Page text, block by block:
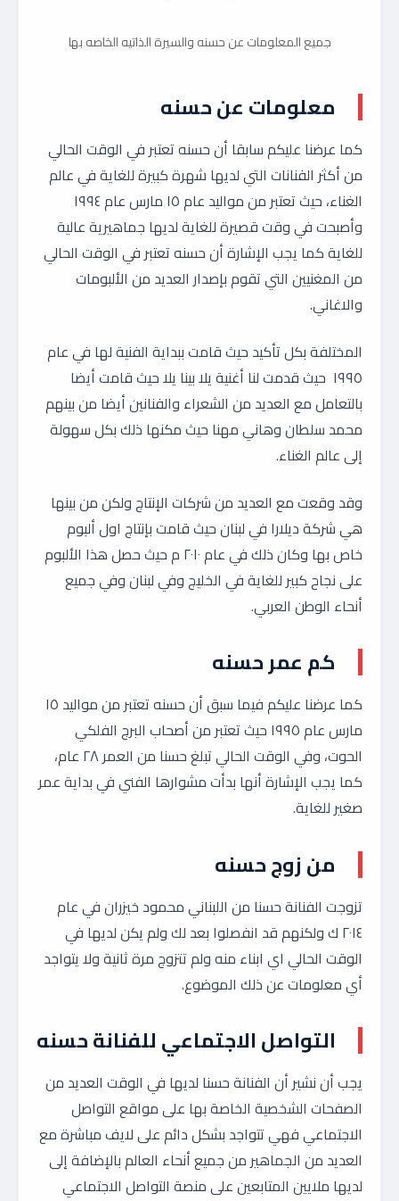
جميع المعلومات عن حسنه والسيرة الذاتيه الخاصه بها
معلومات عن حسنه
كما عرضنا عليكم سابقا أن حسنه تعتبر في الوقت الحالي
من أكثر الفنانات التي لديها شهرة كبيرة للغاية في عالم
وأصبحت في وقت قصيرة للغاية لديها جماهيرية عالية
للغاية كما يجب الإشارة أن حسنه تعتبر في الوقت الحالي
من المغنيين التي تقوم بإصدار العديد من الألبومات
والاغاني.
المختلفة بكل تأكيد حيث قامت ببداية الفنية لها في عام
١٩٩٥ حيث قدمت لنا أغنية يلا بينا يلا حيث قامت أيضا
بالتعامل مع العديد من الشعراء والفنانين أيضا من بينهم
محمد سلطان وهاني مهنا حيث مكنها ذلك بكل سهولة
إلى عالم الغناء.
وقد وقعت مع العديد من شركات الإنتاج ولكن من بينها
هي شركة ديلارا في لبنان حيث قامت بإنتاج اول ألبوم
خاص بها وكان ذلك في عام ٢٠١٠ م حيث حصل هذا الألبوم
على نجاح كبير للغاية في الخليج وفي لبنان وفي جميع
أنحاء الوطن العربي.
كم عمر حسنه
كما عرضنا عليكم فيما سبق أن حسنه تعتبر من مواليد ١٥
مارس عام ١٩٩٥ حيث تعتبر من أصحاب البرج الفلكي
الحوت، وفي الوقت الحالي تبلغ حسنا من العمر ٢٨ عام،
كما يجب الإشارة أنها بدأت مشوارها الفني في بداية عمر
صغير للغاية.
من زوج حسنه
تزوجت الفنانة حسنا من اللبناني محمود خيزران في عام
٢٠١٤ ك ولكنهم قد انفصلوا بعد لك ولم يكن لديها في
الوقت الحالي اي ابناء منه ولم تتزوج مرة ثانية ولا يتواجد
أي معلومات عن ذلك الموضوع.
التواصل الاجتماعي للفنانة حسنه
يجب أن نشير أن الفنانة حسنا لديها في الوقت العديد من
الصفحات الشخصية الخاصة بها على مواقع التواصل
الاجتماعي فهي تتواجد بشكل دائم على لايف مباشرة مع
العديد من الجماهير من جميع أنحاء العالم بالإضافة إلى
لديها ملايين المتابعين على منصة التواصل الاجتماعي